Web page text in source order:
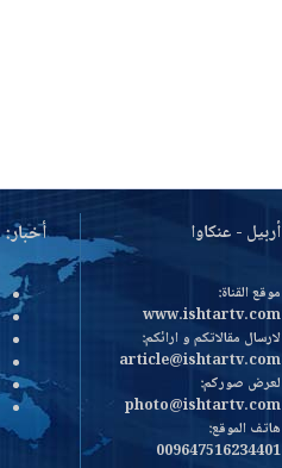
أربيل - عنكاوا
موقع القناة:
www.ishtartv.com
لارسال مقالاتكم و ارائكم:
article@ishtartv.com
لعرض صوركم:
photo@ishtartv.com
هاتف الموقع:
009647516234401
أخبار: